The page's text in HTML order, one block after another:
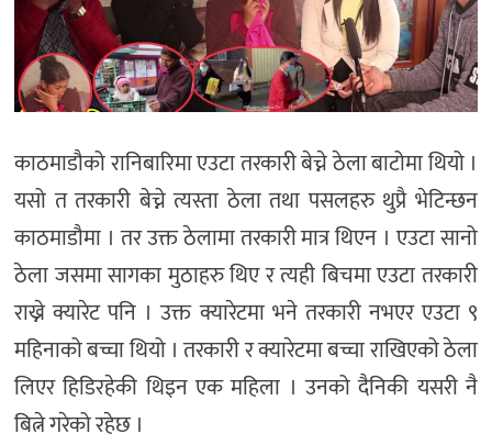
काठमाडौको रानिबारिमा एउटा तरकारी बेच्ने ठेला बाटोमा थियो ।
यसो त तरकारी बेच्ने त्यस्ता ठेला तथा पसलहरु थुप्रै भेटिन्छन
काठमाडौमा । तर उक्त ठेलामा तरकारी मात्र थिएन । एउटा सानो
ठेला जसमा सागका मुठाहरु थिए र त्यही बिचमा एउटा तरकारी
राख्ने क्यारेट पनि । उक्त क्यारेटमा भने तरकारी नभएर एउटा ९
महिनाको बच्चा थियो । तरकारी र क्यारेटमा बच्चा राखिएको ठेला
लिएर हिडिरहेकी थिइन एक महिला । उनको दैनिकी यसरी नै
बित्ने गरेको रहेछ ।